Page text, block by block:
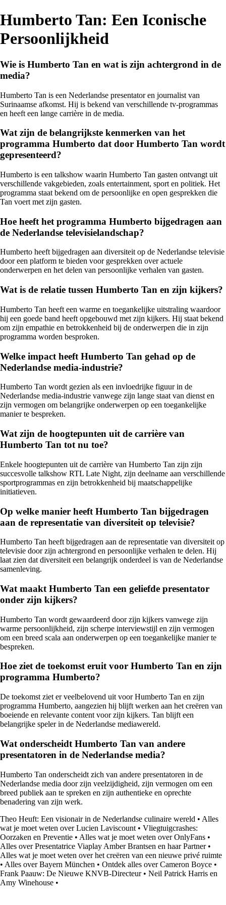
Humberto Tan: Een Iconische
Persoonlijkheid
Wie is Humberto Tan en wat is zijn achtergrond in de
media?
Humberto Tan is een Nederlandse presentator en journalist van
Surinaamse afkomst. Hij is bekend van verschillende tv-programmas
en heeft een lange carrière in de media.
Wat zijn de belangrijkste kenmerken van het
programma Humberto dat door Humberto Tan wordt
gepresenteerd?
Humberto is een talkshow waarin Humberto Tan gasten ontvangt uit
verschillende vakgebieden, zoals entertainment, sport en politiek. Het
programma staat bekend om de persoonlijke en open gesprekken die
Tan voert met zijn gasten.
Hoe heeft het programma Humberto bijgedragen aan
de Nederlandse televisielandschap?
Humberto heeft bijgedragen aan diversiteit op de Nederlandse televisie
door een platform te bieden voor gesprekken over actuele
onderwerpen en het delen van persoonlijke verhalen van gasten.
Wat is de relatie tussen Humberto Tan en zijn kijkers?
Humberto Tan heeft een warme en toegankelijke uitstraling waardoor
hij een goede band heeft opgebouwd met zijn kijkers. Hij staat bekend
om zijn empathie en betrokkenheid bij de onderwerpen die in zijn
programma worden besproken.
Welke impact heeft Humberto Tan gehad op de
Nederlandse media-industrie?
Humberto Tan wordt gezien als een invloedrijke figuur in de
Nederlandse media-industrie vanwege zijn lange staat van dienst en
zijn vermogen om belangrijke onderwerpen op een toegankelijke
manier te bespreken.
Wat zijn de hoogtepunten uit de carrière van
Humberto Tan tot nu toe?
Enkele hoogtepunten uit de carrière van Humberto Tan zijn zijn
succesvolle talkshow RTL Late Night, zijn deelname aan verschillende
sportprogrammas en zijn betrokkenheid bij maatschappelijke
initiatieven.
Op welke manier heeft Humberto Tan bijgedragen
aan de representatie van diversiteit op televisie?
Humberto Tan heeft bijgedragen aan de representatie van diversiteit op
televisie door zijn achtergrond en persoonlijke verhalen te delen. Hij
laat zien dat diversiteit een belangrijk onderdeel is van de Nederlandse
samenleving.
Wat maakt Humberto Tan een geliefde presentator
onder zijn kijkers?
Humberto Tan wordt gewaardeerd door zijn kijkers vanwege zijn
warme persoonlijkheid, zijn scherpe interviewstijl en zijn vermogen
om een breed scala aan onderwerpen op een toegankelijke manier te
bespreken.
Hoe ziet de toekomst eruit voor Humberto Tan en zijn
programma Humberto?
De toekomst ziet er veelbelovend uit voor Humberto Tan en zijn
programma Humberto, aangezien hij blijft werken aan het creëren van
boeiende en relevante content voor zijn kijkers. Tan blijft een
belangrijke speler in de Nederlandse mediawereld.
Wat onderscheidt Humberto Tan van andere
presentatoren in de Nederlandse media?
Humberto Tan onderscheidt zich van andere presentatoren in de
Nederlandse media door zijn veelzijdigheid, zijn vermogen om een
breed publiek aan te spreken en zijn authentieke en oprechte
benadering van zijn werk.
Theo Heuft: Een visionair in de Nederlandse culinaire wereld • Alles
wat je moet weten over Lucien Laviscount • Vliegtuigcrashes:
Oorzaken en Preventie • Alles wat je moet weten over OnlyFans •
Alles over Presentatrice Viaplay Amber Brantsen en haar Partner•
Alles wat je moet weten over het creëren van een nieuwe privé ruimte
• Alles over Bayern München • Ontdek alles over Cameron Boyce •
Frank Paauw: De Nieuwe KNVB-Directeur• Neil Patrick Harris en
Amy Winehouse •